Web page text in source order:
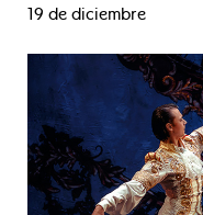
19 de diciembre